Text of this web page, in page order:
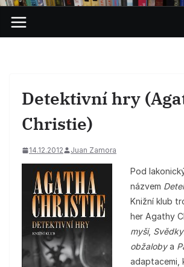
Detektivní hry
Christie)
14.12.2012 Juan Zamora
Pod
názvem
Knižní klub
her Agathy
myši,
obžalobya
adaptacemi,